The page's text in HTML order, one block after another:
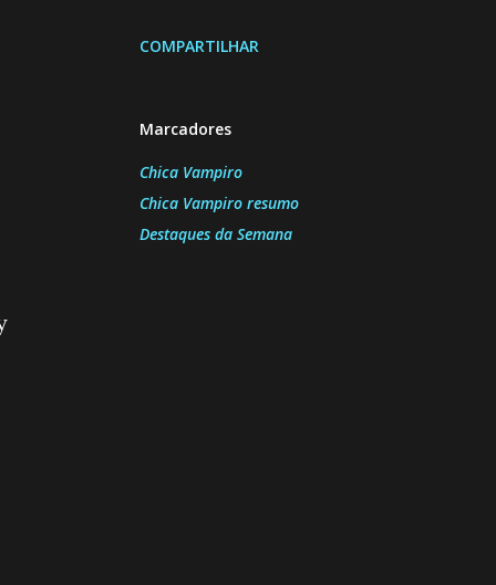
COMPARTILHAR
Marcadores
Chica Vampiro
Chica Vampiro resumo
Destaques da Semana